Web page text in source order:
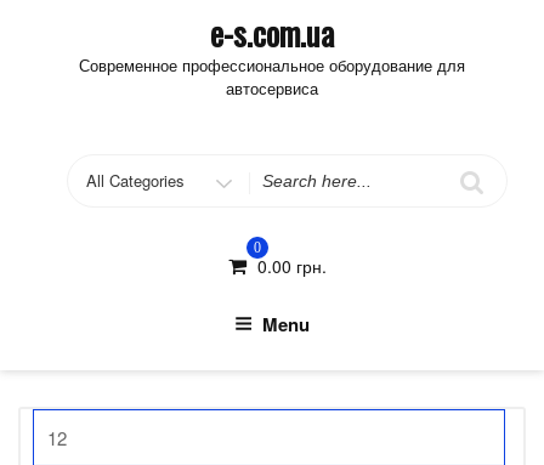
e-s.com.ua
Современное профессиональное оборудование для
автосервиса
Search
0
0.00 грн.
Menu